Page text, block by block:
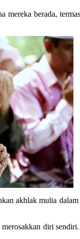
berada,
akhlak mulia
diri